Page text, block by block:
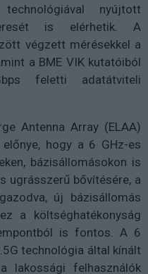
nyújtott
is elérhetik. A
végzett mérésekkel a
a BME VIK kutatóiból
feletti adatátviteli
Antenna Array (ELAA)
hogy a 6 GHz-es
bázisállomásokon is
ugrásszerű bővítésére, a
új bázisállomás
a költséghatékonyság
is fontos. A 6
technológia által kínált
lakossági felhasználók